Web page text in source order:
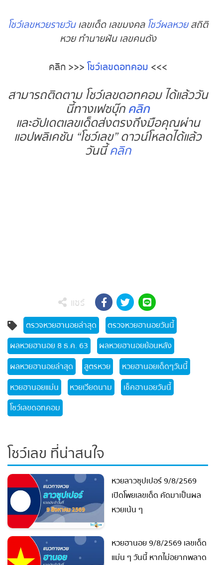
โชว์เลขหวยรายวันเลขเด็ด เลขมงคล โชว์ผลหวยสถิติ
หวย ทำนายฝัน เลขคนดัง
คลิก >>> โชว์เลขดอทคอม <<<
สามารถติดตาม โชว์เลขดอทคอม ได้แล้ววัน
นี้ทางเฟซบุ๊กคลิก
และอัปเดตเลขเด็ดส่งตรงถึงมือคุณผ่าน
แอปพลิเคชัน “โชว์เลข” ดาวน์โหลดได้แล้ว
วันนี้คลิก
แชร์
ตรวจหวยฮานอยล่าสุด
ตรวจหวยฮานอยวันนี้
ผลหวยฮานอย 8 ธ.ค. 63
ผลหวยฮานอยย้อนหลัง
ผลหวยฮานอยล่าสุด
สูตรหวย
หวยฮานอยเด็ดๆวันนี้
หวยฮานอยแม่น
หวยเวียดนาม
เช็คฮานอยวันนี้
โชว์เลขดอทคอม
โชว์เลข ที่น่าสนใจ
หวยลาวซุปเปอร์ 9/8/2569
เปิดโพยเลขเด็ด คัดมาเป็นผล
หวยเน้น ๆ
หวยฮานอย 9/8/2569 เลขเด็ด
แม่น ๆ วันนี้ หากไม่อยากพลาด